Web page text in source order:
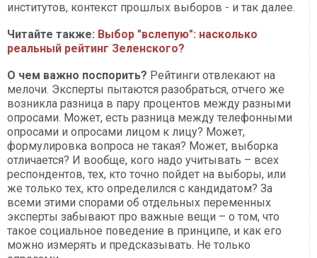
институтов, контекст прошлых выборов - и так далее.
Читайте также: Выбор "вслепую": насколько
реальный рейтинг Зеленского?
О чем важно поспорить? Рейтинги отвлекают на
мелочи. Эксперты пытаются разобраться, отчего же
возникла разница в пару процентов между разными
опросами. Может, есть разница между телефонными
опросами и опросами лицом к лицу? Может,
формулировка вопроса не такая? Может, выборка
отличается? И вообще, кого надо учитывать – всех
респондентов, тех, кто точно пойдет на выборы, или
же только тех, кто определился с кандидатом? За
всеми этими спорами об отдельных переменных
эксперты забывают про важные вещи – о том, что
такое социальное поведение в принципе, и как его
можно измерять и предсказывать. Не только